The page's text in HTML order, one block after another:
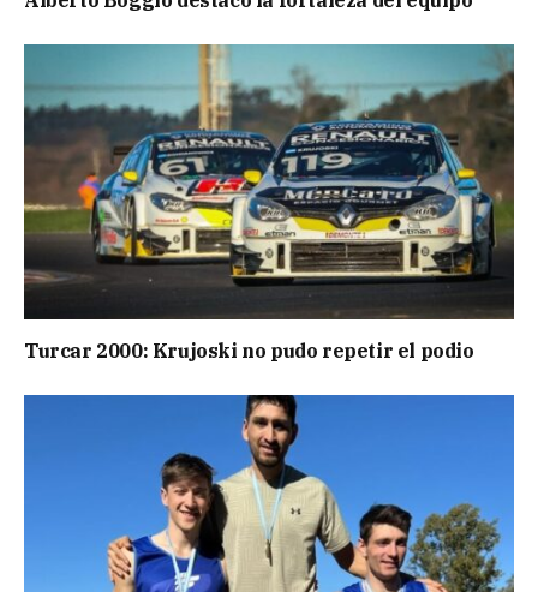
Turcar 2000: Krujoski no pudo repetir el podio